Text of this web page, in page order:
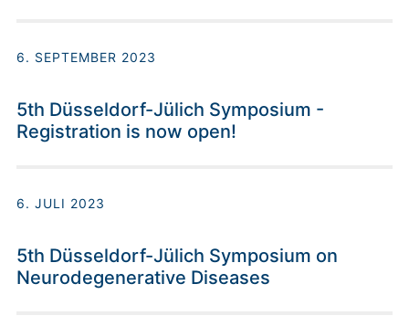
6. SEPTEMBER 2023
5th Düsseldorf-Jülich Symposium -
Registration is now open!
6. JULI 2023
5th Düsseldorf-Jülich Symposium on
Neurodegenerative Diseases